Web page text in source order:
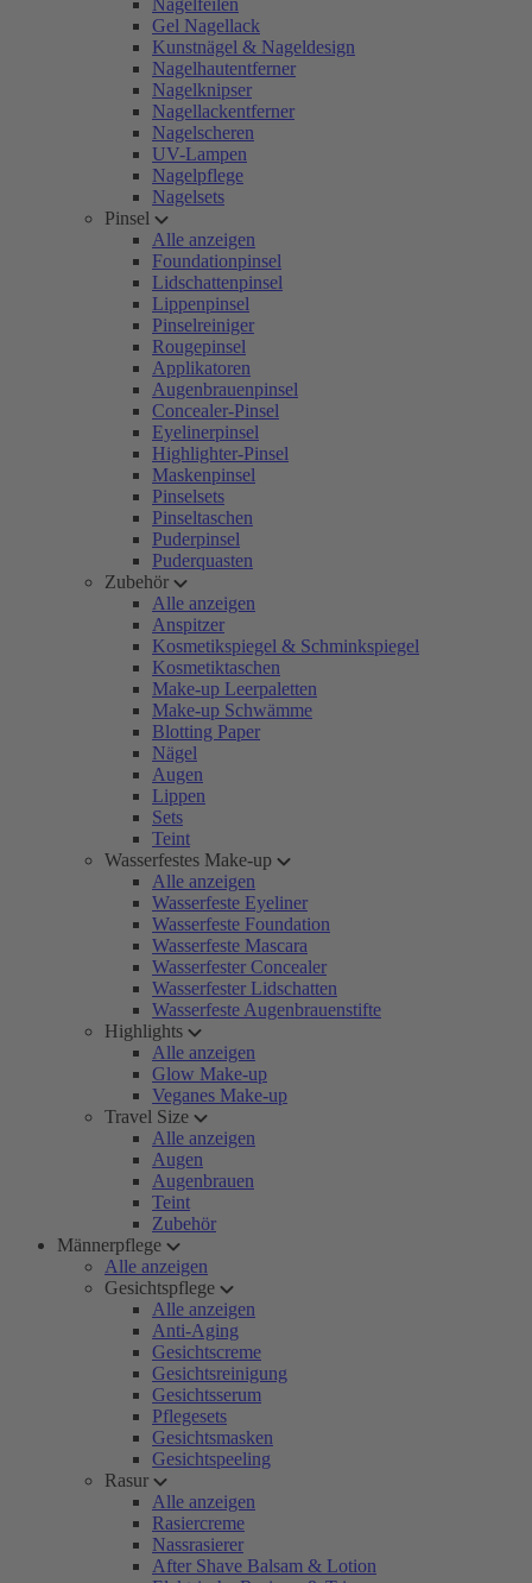
Nagelfeilen
Gel Nagellack
Kunstnägel & Nageldesign
Nagelhautentferner
Nagelknipser
Nagellackentferner
Nagelscheren
UV-Lampen
Nagelpflege
Nagelsets
Pinsel
Alle anzeigen
Foundationpinsel
Lidschattenpinsel
Lippenpinsel
Pinselreiniger
Rougepinsel
Applikatoren
Augenbrauenpinsel
Concealer-Pinsel
Eyelinerpinsel
Highlighter-Pinsel
Maskenpinsel
Pinselsets
Pinseltaschen
Puderpinsel
Puderquasten
Zubehör
Alle anzeigen
Anspitzer
Kosmetikspiegel & Schminkspiegel
Kosmetiktaschen
Make-up Leerpaletten
Make-up Schwämme
Blotting Paper
Nägel
Augen
Lippen
Sets
Teint
Wasserfestes Make-up
Alle anzeigen
Wasserfeste Eyeliner
Wasserfeste Foundation
Wasserfeste Mascara
Wasserfester Concealer
Wasserfester Lidschatten
Wasserfeste Augenbrauenstifte
Highlights
Alle anzeigen
Glow Make-up
Veganes Make-up
Travel Size
Alle anzeigen
Augen
Augenbrauen
Teint
Zubehör
Männerpflege
Alle anzeigen
Gesichtspflege
Alle anzeigen
Anti-Aging
Gesichtscreme
Gesichtsreinigung
Gesichtsserum
Pflegesets
Gesichtsmasken
Gesichtspeeling
Rasur
Alle anzeigen
Rasiercreme
Nassrasierer
After Shave Balsam & Lotion